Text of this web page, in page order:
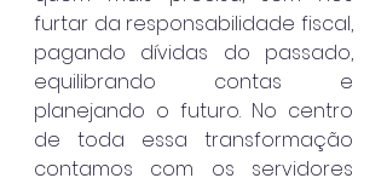
furtar da responsabilidade fiscal,
pagando dívidas do passado,
equilibrando contas e
planejando o futuro. No centro
de toda essa transformação
contamos com os servidores